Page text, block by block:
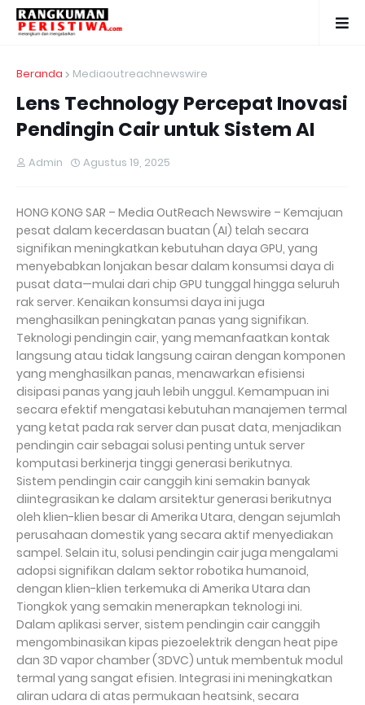
Beranda Mediaoutreachnewswire
Lens Technology Percepat Inovasi
Pendingin Cair untuk Sistem AI
Admin Agustus 19, 2025
HONG KONG SAR – Media OutReach Newswire – Kemajuan
pesat dalam kecerdasan buatan (AI) telah secara
signifikan meningkatkan kebutuhan daya GPU, yang
menyebabkan lonjakan besar dalam konsumsi daya di
pusat data—mulai dari chip GPU tunggal hingga seluruh
rak server. Kenaikan konsumsi daya ini juga
menghasilkan peningkatan panas yang signifikan.
Teknologi pendingin cair, yang memanfaatkan kontak
langsung atau tidak langsung cairan dengan komponen
yang menghasilkan panas, menawarkan efisiensi
disipasi panas yang jauh lebih unggul. Kemampuan ini
secara efektif mengatasi kebutuhan manajemen termal
yang ketat pada rak server dan pusat data, menjadikan
pendingin cair sebagai solusi penting untuk server
komputasi berkinerja tinggi generasi berikutnya.
Sistem pendingin cair canggih kini semakin banyak
diintegrasikan ke dalam arsitektur generasi berikutnya
oleh klien-klien besar di Amerika Utara, dengan sejumlah
perusahaan domestik yang secara aktif menyediakan
sampel. Selain itu, solusi pendingin cair juga mengalami
adopsi signifikan dalam sektor robotika humanoid,
dengan klien-klien terkemuka di Amerika Utara dan
Tiongkok yang semakin menerapkan teknologi ini.
Dalam aplikasi server, sistem pendingin cair canggih
mengombinasikan kipas piezoelektrik dengan heat pipe
dan 3D vapor chamber (3DVC) untuk membentuk modul
termal yang sangat efisien. Integrasi ini meningkatkan
aliran udara di atas permukaan heatsink, secara